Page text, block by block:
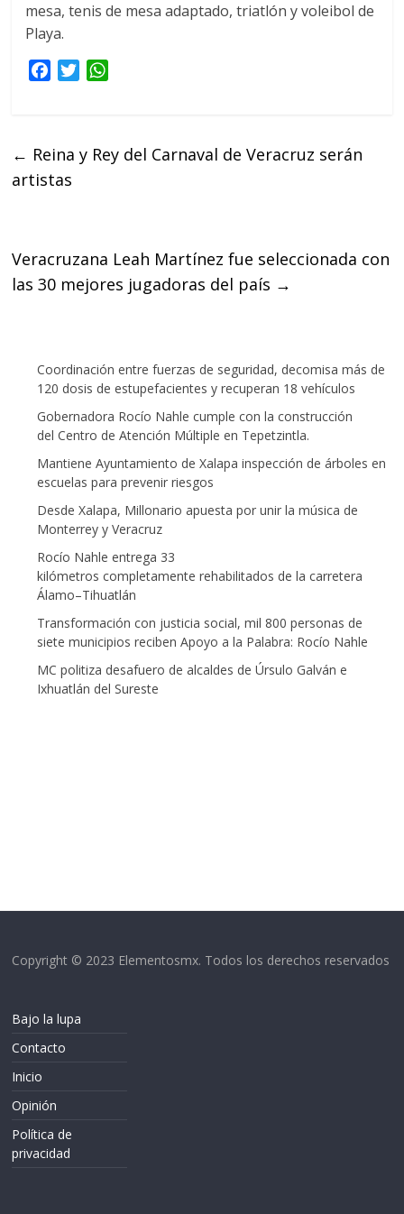
mesa, tenis de mesa adaptado, triatlón y voleibol de
Playa.
b
o
T
t
s
← Reina y Rey del Carnaval de Veracruz serán
artistas
Veracruzana Leah Martínez fue seleccionada con
las 30 mejores jugadoras del país →
Coordinación entre fuerzas de seguridad, decomisa más de
120 dosis de estupefacientes y recuperan 18 vehículos
Gobernadora Rocío Nahle cumple con la construcción
del Centro de Atención Múltiple en Tepetzintla.
Mantiene Ayuntamiento de Xalapa inspección de árboles en
escuelas para prevenir riesgos
Desde Xalapa, Millonario apuesta por unir la música de
Monterrey y Veracruz
Rocío Nahle entrega 33
kilómetros completamente rehabilitados de la carretera
Álamo–Tihuatlán
Transformación con justicia social, mil 800 personas de
siete municipios reciben Apoyo a la Palabra: Rocío Nahle
MC politiza desafuero de alcaldes de Úrsulo Galván e
Ixhuatlán del Sureste
Copyright © 2023 Elementosmx. Todos los derechos reservados
Bajo la lupa
Contacto
Inicio
Opinión
Política de
privacidad